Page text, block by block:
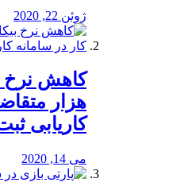
ژوئن 22, 2020
هزار
کاریابی
می 14, 2020